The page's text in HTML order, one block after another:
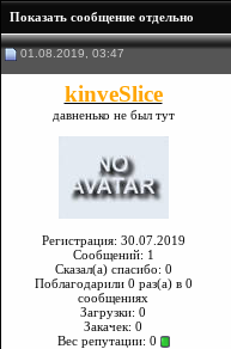
Показать сообщение отдельно
01.08.2019, 03:47
kinveSlice
давненько не был тут
Регистрация: 30.07.2019
Сообщений: 1
Сказал(а) спасибо: 0
Поблагодарили 0 раз(а) в 0
сообщениях
Загрузки: 0
Закачек: 0
Вес репутации: 0